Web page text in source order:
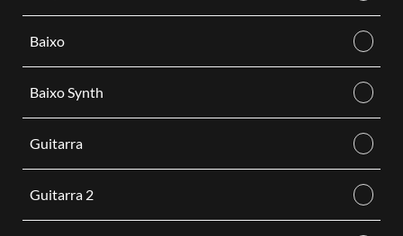
Baixo
Baixo Synth
Guitarra
Guitarra 2